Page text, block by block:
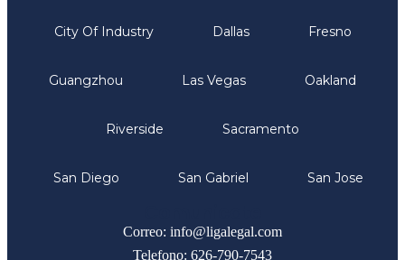
City Of Industry Dallas Fresno
Guangzhou Las Vegas Oakland
Riverside Sacramento
San Diego San Gabriel San Jose
Correo: info@ligalegal.com
Telefono: 626-790-7543